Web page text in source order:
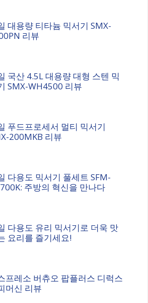
대용량 티타늄 믹서기 SMX-
리뷰
국산 4.5L 대용량 대형 스텐 믹
SMX-WH4500 리뷰
푸드프로세서 멀티 믹서기
200MKB 리뷰
다용도 믹서기 풀세트 SFM-
주방의 혁신을 만나다
다용도 유리 믹서기로 더욱 맛
요리를 즐기세요!
프레소 버츄오 팝플러스 디럭스
머신 리뷰